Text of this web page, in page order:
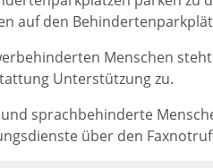
auf den
Menschen
Unterstützung zu.
sprachbehinderte
über den